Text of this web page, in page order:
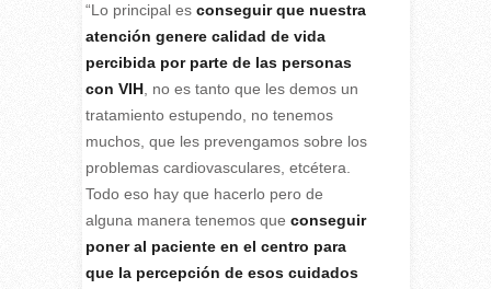
“Lo principal es conseguir que nuestra
atención genere calidad de vida
percibida por parte de las personas
con VIH, no es tanto que les demos un
tratamiento estupendo, no tenemos
muchos, que les prevengamos sobre los
problemas cardiovasculares, etcétera.
Todo eso hay que hacerlo pero de
alguna manera tenemos que conseguir
poner al paciente en el centro para
que la percepción de esos cuidados